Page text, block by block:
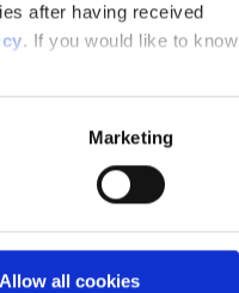
after having received
. If you would like to know
Marketing
Allow all cookies